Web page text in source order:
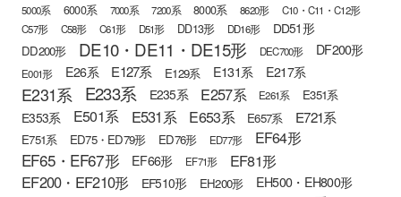
5000系 6000系 7000系 7200系 8000系 8620形
C10・C11・C12形
C57形
C58形 C61形 D51形 DD13形 DD16形 DD51形
DD200形 DE10・DE11・DE15形 DEC700形 DF200形
E001形 E26系 E127系 E129系 E131系 E217系
E231系 E233系 E235系 E257系 E261系 E351系
E353系 E501系 E531系 E653系 E657系 E721系
E751系 ED75・ED79形 ED76形 ED77形 EF64形
EF65・EF67形 EF66形 EF71形
EF81形
EF200・EF210形
EF510形 EH200形 EH500・EH800形